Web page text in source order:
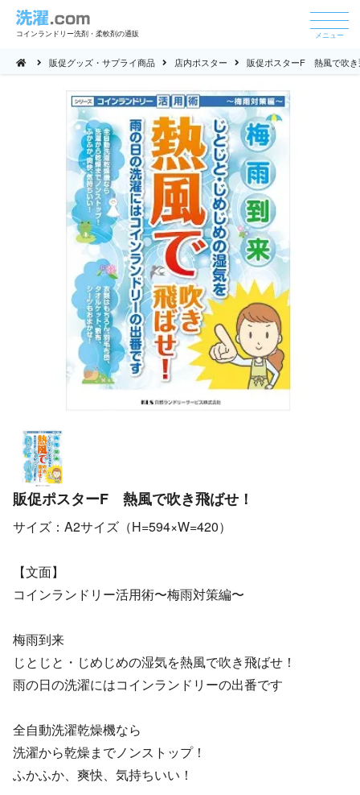
コインランドリー洗剤・柔軟剤の通販 メニュー
販促グッズ・サプライ商品 店内ポスター 販促ポスターF 熱風で吹き
販促ポスターF 熱風で吹き飛ばせ！
サイズ：A2サイズ（H=594×W=420）
【文面】
コインランドリー活用術〜梅雨対策編〜
梅雨到来
じとじと・じめじめの湿気を熱風で吹き飛ばせ！
雨の日の洗濯にはコインランドリーの出番です
全自動洗濯乾燥機なら
洗濯から乾燥までノンストップ！
ふかふか、爽快、気持ちいい！